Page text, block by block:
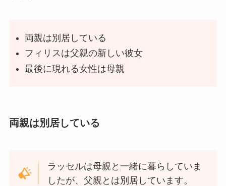
両親は別居している
フィリスは父親の新しい彼女
最後に現れる女性は母親
両親は別居している
ラッセルは母親と一緒に暮らしていま
したが、父親とは別居しています。